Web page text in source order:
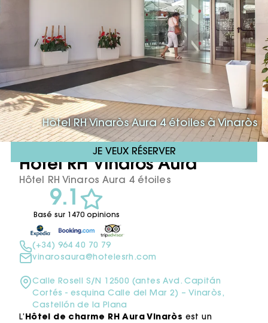
Hôtel RH Vinaròs Aura 4 étoiles à Vinaròs
JE VEUX RÉSERVER
Hotel RH Vinaròs Aura ****
Hôtel RH Vinaros Aura 4 étoiles
9.1
Basé sur 1470 opinions
(+34) 964 40 70 79
vinarosaura@hotelesrh.com
Calle Rosell S/N 12500 (antes Avd. Capitán
Cortés - esquina Calle del Mar 2) – Vinaròs,
Castellón de la Plana
L’ Hôtel de charme RH Aura Vinaròs est un